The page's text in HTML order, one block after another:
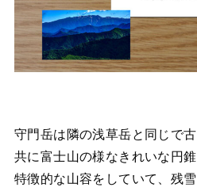
守門岳は隣の浅草岳と同じで古
共に富士山の様なきれいな円
特徴的な山容をしていて、残